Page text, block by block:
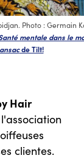
Photo : Germain
mentale dans le
de Tilt!
Hair
clientes.